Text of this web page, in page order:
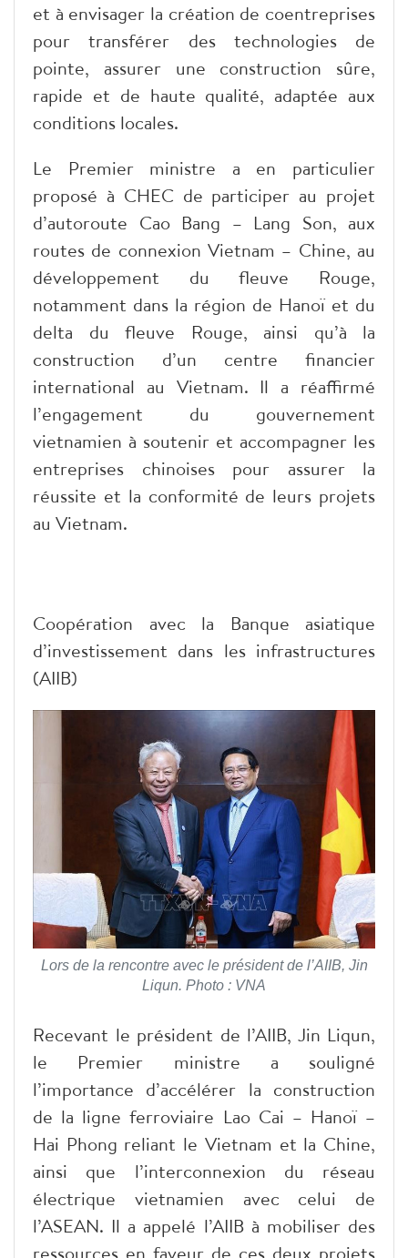
et à envisager la création de coentreprises
pour transférer des technologies de
pointe, assurer une construction sûre,
rapide et de haute qualité, adaptée aux
conditions locales.
Le Premier ministre a en particulier
proposé à CHEC de participer au projet
d’autoroute Cao Bang – Lang Son, aux
routes de connexion Vietnam – Chine, au
développement du fleuve Rouge,
notamment dans la région de Hanoï et du
delta du fleuve Rouge, ainsi qu’à la
construction d’un centre financier
international au Vietnam. Il a réaffirmé
l’engagement du gouvernement
vietnamien à soutenir et accompagner les
entreprises chinoises pour assurer la
réussite et la conformité de leurs projets
au Vietnam.
Coopération avec la Banque asiatique
d’investissement dans les infrastructures
(AIIB)
Lors de la rencontre avec le président de l’AIIB, Jin
Liqun. Photo : VNA
Recevant le président de l’AIIB, Jin Liqun,
le Premier ministre a souligné
l’importance d’accélérer la construction
de la ligne ferroviaire Lao Cai – Hanoï –
Hai Phong reliant le Vietnam et la Chine,
ainsi que l’interconnexion du réseau
électrique vietnamien avec celui de
l’ASEAN. Il a appelé l’AIIB à mobiliser des
ressources en faveur de ces deux projets